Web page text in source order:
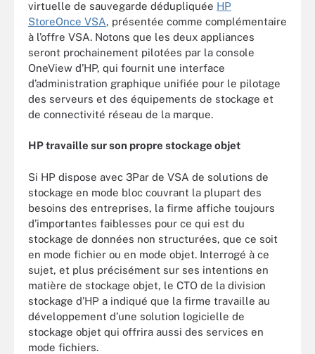
virtuelle de sauvegarde dédupliquée HP
StoreOnce VSA, présentée comme complémentaire
à l’offre VSA. Notons que les deux appliances
seront prochainement pilotées par la console
OneView d’HP, qui fournit une interface
d’administration graphique unifiée pour le pilotage
des serveurs et des équipements de stockage et
de connectivité réseau de la marque.
HP travaille sur son propre stockage objet
Si HP dispose avec 3Par de VSA de solutions de
stockage en mode bloc couvrant la plupart des
besoins des entreprises, la firme affiche toujours
d’importantes faiblesses pour ce qui est du
stockage de données non structurées, que ce soit
en mode fichier ou en mode objet. Interrogé à ce
sujet, et plus précisément sur ses intentions en
matière de stockage objet, le CTO de la division
stockage d’HP a indiqué que la firme travaille au
développement d’une solution logicielle de
stockage objet qui offrira aussi des services en
mode fichiers.